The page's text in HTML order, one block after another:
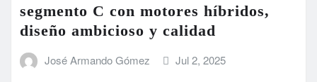
segmento C con motores híbridos,
diseño ambicioso y calidad
José Armando Gómez Jul 2, 2025